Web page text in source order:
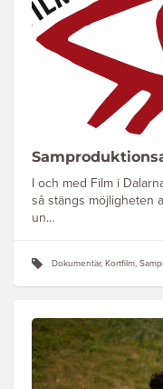
I och med Film i
så stängs möjligheten
un...
Dokumentär, Kortfilm,